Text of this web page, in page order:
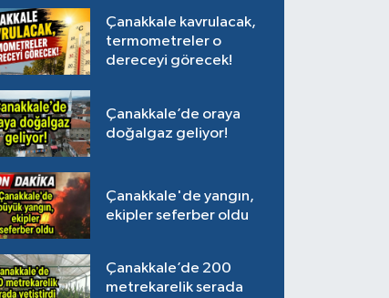
Çanakkale kavrulacak,
termometreler o
dereceyi görecek!
Çanakkale’de oraya
doğalgaz geliyor!
Çanakkale'de yangın,
ekipler seferber oldu
Çanakkale’de 200
metrekarelik serada